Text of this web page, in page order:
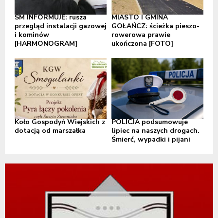
SM INFORMUJE: rusza
przegląd instalacji gazowej
i kominów
[HARMONOGRAM]
MIASTO I GMINA
GOŁAŃCZ: ścieżka pieszo-
rowerowa prawie
ukończona [FOTO]
Koło Gospodyń Wiejskich z
dotacją od marszałka
POLICJA podsumowuje
lipiec na naszych drogach.
Śmierć, wypadki i pijani